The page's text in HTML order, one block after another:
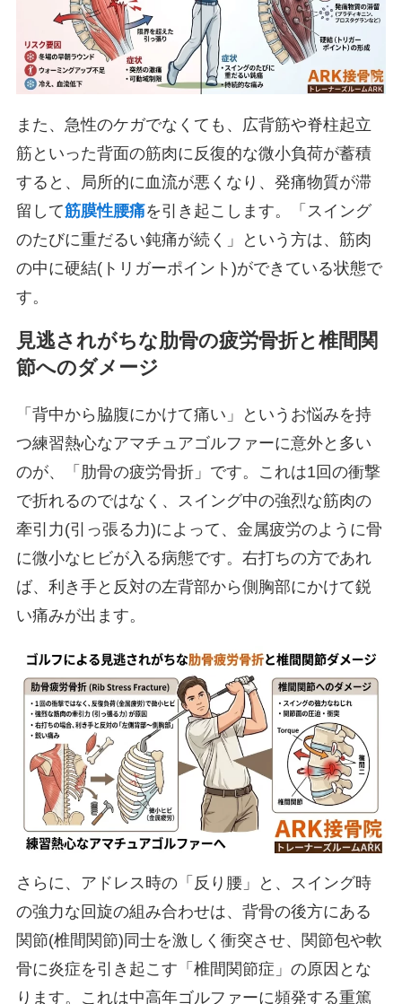
また、急性のケガでなくても、広背筋や脊柱起立
筋といった背面の筋肉に反復的な微小負荷が蓄積
すると、局所的に血流が悪くなり、発痛物質が滞
留して筋膜性腰痛を引き起こします。「スイング
のたびに重だるい鈍痛が続く」という方は、筋肉
の中に硬結(トリガーポイント)ができている状態で
す。
見逃されがちな肋骨の疲労骨折と椎間関
節へのダメージ
「背中から脇腹にかけて痛い」というお悩みを持
つ練習熱心なアマチュアゴルファーに意外と多い
のが、「肋骨の疲労骨折」です。これは1回の衝撃
で折れるのではなく、スイング中の強烈な筋肉の
牽引力(引っ張る力)によって、金属疲労のように骨
に微小なヒビが入る病態です。右打ちの方であれ
ば、利き手と反対の左背部から側胸部にかけて鋭
い痛みが出ます。
さらに、アドレス時の「反り腰」と、スイング時
の強力な回旋の組み合わせは、背骨の後方にある
関節(椎間関節)同士を激しく衝突させ、関節包や軟
骨に炎症を引き起こす「椎間関節症」の原因とな
ります。これは中高年ゴルファーに頻発する重篤